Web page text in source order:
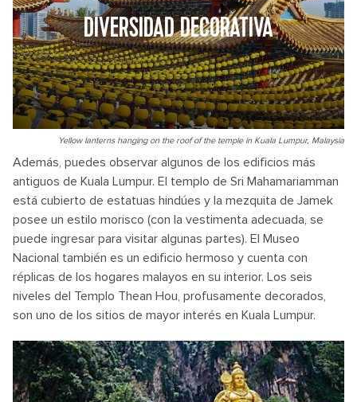
DIVERSIDAD DECORATIVA
Yellow lanterns hanging on the roof of the temple in Kuala Lumpur, Malaysia
Además, puedes observar algunos de los edificios más
antiguos de Kuala Lumpur. El templo de Sri Mahamariamman
está cubierto de estatuas hindúes y la mezquita de Jamek
posee un estilo morisco (con la vestimenta adecuada, se
puede ingresar para visitar algunas partes). El Museo
Nacional también es un edificio hermoso y cuenta con
réplicas de los hogares malayos en su interior. Los seis
niveles del Templo Thean Hou, profusamente decorados,
son uno de los sitios de mayor interés en Kuala Lumpur.